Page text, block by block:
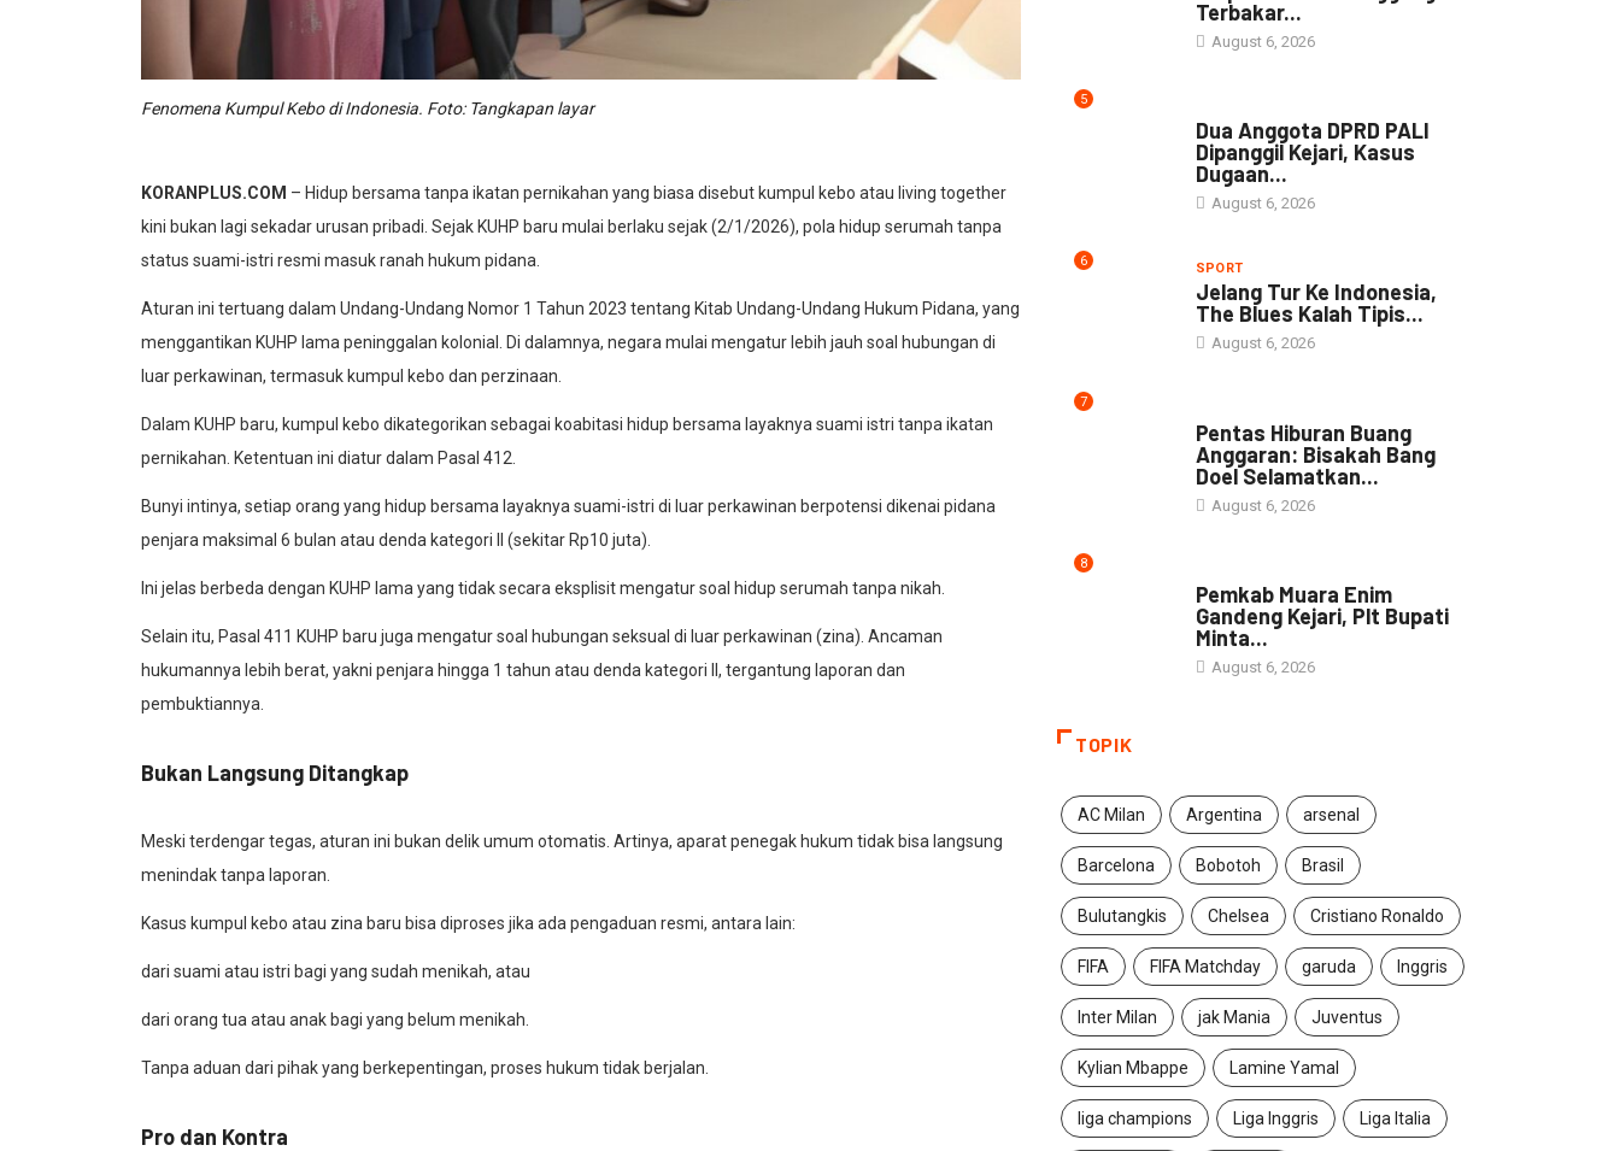
Fenomena Kumpul Kebo di Indonesia. Foto: Tangkapan layar
KORANPLUS.COM – Hidup bersama tanpa ikatan pernikahan yang biasa disebut kumpul kebo atau living together
kini bukan lagi sekadar urusan pribadi. Sejak KUHP baru mulai berlaku sejak (2/1/2026), pola hidup serumah tanpa
status suami-istri resmi masuk ranah hukum pidana.
Aturan ini tertuang dalam Undang-Undang Nomor 1 Tahun 2023 tentang Kitab Undang-Undang Hukum Pidana, yang
menggantikan KUHP lama peninggalan kolonial. Di dalamnya, negara mulai mengatur lebih jauh soal hubungan di
luar perkawinan, termasuk kumpul kebo dan perzinaan.
Dalam KUHP baru, kumpul kebo dikategorikan sebagai koabitasi hidup bersama layaknya suami istri tanpa ikatan
pernikahan. Ketentuan ini diatur dalam Pasal 412.
Bunyi intinya, setiap orang yang hidup bersama layaknya suami-istri di luar perkawinan berpotensi dikenai pidana
penjara maksimal 6 bulan atau denda kategori II (sekitar Rp10 juta).
Ini jelas berbeda dengan KUHP lama yang tidak secara eksplisit mengatur soal hidup serumah tanpa nikah.
Selain itu, Pasal 411 KUHP baru juga mengatur soal hubungan seksual di luar perkawinan (zina). Ancaman
hukumannya lebih berat, yakni penjara hingga 1 tahun atau denda kategori II, tergantung laporan dan
pembuktiannya.
Bukan Langsung Ditangkap
Meski terdengar tegas, aturan ini bukan delik umum otomatis. Artinya, aparat penegak hukum tidak bisa langsung
menindak tanpa laporan.
Kasus kumpul kebo atau zina baru bisa diproses jika ada pengaduan resmi, antara lain:
dari suami atau istri bagi yang sudah menikah, atau
dari orang tua atau anak bagi yang belum menikah.
Tanpa aduan dari pihak yang berkepentingan, proses hukum tidak berjalan.
Pro dan Kontra
Terbakar...
August 6, 2026
5
Dua Anggota DPRD PALI
Dipanggil Kejari, Kasus
Dugaan...
August 6, 2026
6 SPORT
Jelang Tur Ke Indonesia,
The Blues Kalah Tipis...
August 6, 2026
7
Pentas Hiburan Buang
Anggaran: Bisakah Bang
Doel Selamatkan...
August 6, 2026
8
Pemkab Muara Enim
Gandeng Kejari, Plt Bupati
Minta...
August 6, 2026
TOPIK
AC Milan Argentina arsenal
Barcelona Bobotoh Brasil
Bulutangkis Chelsea Cristiano Ronaldo
FIFA FIFA Matchday garuda Inggris
Inter Milan jak Mania Juventus
Kylian Mbappe Lamine Yamal
liga champions Liga Inggris Liga Italia